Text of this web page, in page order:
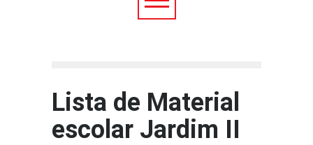
Lista de Material
escolar Jardim II